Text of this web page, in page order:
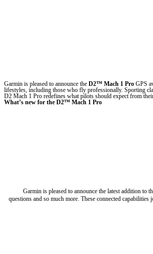
Garmin is pleased to announce the D2™ Mach 1 Pro GPS
lifestyles, including those who fly professionally. Sporting
D2 Mach 1 Pro redefines what pilots should expect from
What’s new for the D2™ Mach 1 Pro
Garmin is pleased to announce the latest addition
questions and so much more. These connected